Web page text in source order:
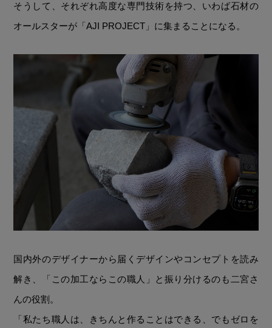
そうして、それぞれ高度な専門技術を持つ、いわば石材の
オールスターが「AJI PROJECT」に集まることになる。
国内外のデザイナーから届くデザインやコンセプトを読み
解き、「この加工ならこの職人」と振り分けるのも二宮さ
んの役割。
「私たち職人は、きちんと作ることはできる、でもゼロを